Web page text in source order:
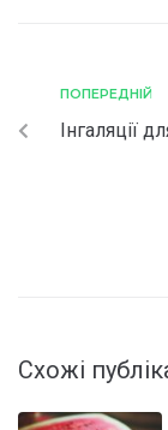
ПОПЕРЕДНІЙ
Інгаляції
Схожі